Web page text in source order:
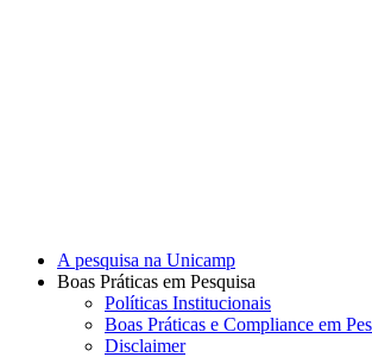
A pesquisa na Unicamp
Boas Práticas em Pesquisa
Políticas Institucionais
Boas Práticas e Compliance em
Disclaimer